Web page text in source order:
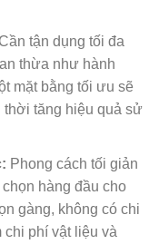
Cần tận dụng tối đa
thừa như hành
mặt bằng tối ưu sẽ
tăng hiệu quả sử
Phong cách tối giản
hàng đầu cho
gàng, không có chi
phí vật liệu và